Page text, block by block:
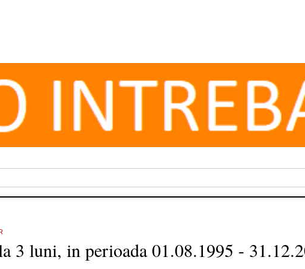
3 luni, in perioada 01.08.1995 -